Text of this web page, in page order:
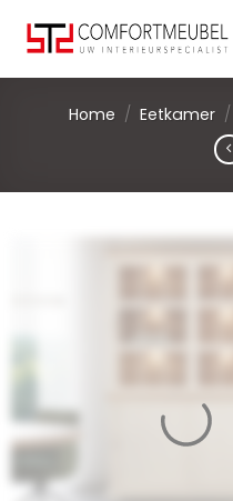
content
Home / Eetkamer /